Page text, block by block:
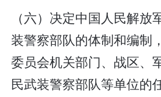
（六）决定中国人民解放
装警察部队的体制和编制
委员会机关部门、战区、
民武装警察部队等单位的